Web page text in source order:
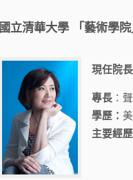
國立清華大學 「藝術學
現任院
專長 ：
學歷：
主要經歷
國立
中華